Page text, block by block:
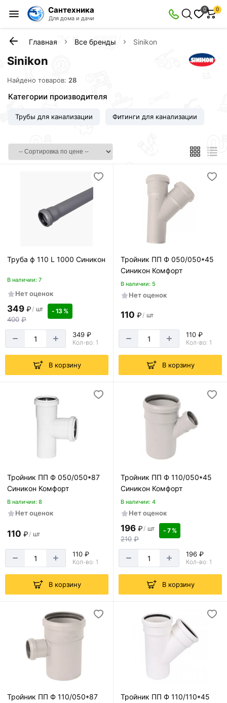
Сантехника
Для дома и дачи
0 0
Главная Все бренды Sinikon
Sinikon
Найдено товаров: 28
Категории производителя
Трубы для канализации Фитинги для канализации
Труба ф 110 L 1000 Синикон
В наличии: 7
Нет оценок
349 ₽/ шт
400 ₽
- 13 %
349 ₽
Кол-во: 1
В корзину
Тройник ПП Ф 050/050*45
Синикон Комфорт
В наличии: 5
Нет оценок
110 ₽/ шт
110 ₽
Кол-во: 1
В корзину
Тройник ПП Ф 050/050*87
Синикон Комфорт
В наличии: 8
Нет оценок
110 ₽ / шт
110 ₽
Кол-во: 1
В корзину
Тройник ПП Ф 110/050*45
Синикон Комфорт
В наличии: 4
Нет оценок
196 ₽/ шт
210 ₽
- 7 %
196 ₽
Кол-во: 1
В корзину
Тройник ПП Ф 110/050*87
Тройник ПП Ф 110/110*45